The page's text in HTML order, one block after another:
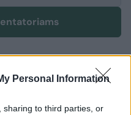
Personal Information
sharing to third parties, or